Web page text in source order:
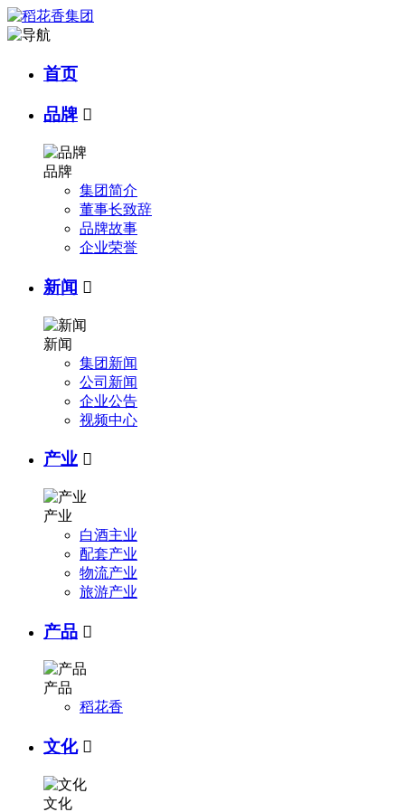
首页
品牌 
品牌
集团简介
董事长致辞
品牌故事
企业荣誉
新闻 
新闻
集团新闻
公司新闻
企业公告
视频中心
产业 
产业
白酒主业
配套产业
物流产业
旅游产业
产品 
产品
稻花香
文化 
文化